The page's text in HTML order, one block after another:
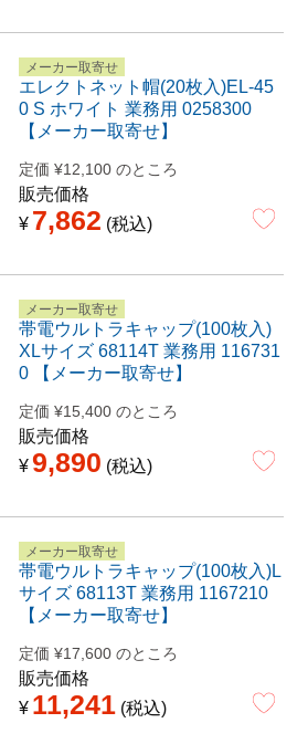
メーカー取寄せ
エレクトネット帽(20枚入)EL-45
0 S ホワイト 業務用 0258300
【メーカー取寄せ】
定価 ¥12,100 のところ
販売価格
¥ 7,862 税込
メーカー取寄せ
帯電ウルトラキャップ(100枚入)
XLサイズ 68114T 業務用 116731
0 【メーカー取寄せ】
定価 ¥15,400 のところ
販売価格
¥9,890 税込
メーカー取寄せ
帯電ウルトラキャップ(100枚入)L
サイズ 68113T 業務用 1167210
【メーカー取寄せ】
定価 ¥17,600 のところ
販売価格
¥ 11,241 税込